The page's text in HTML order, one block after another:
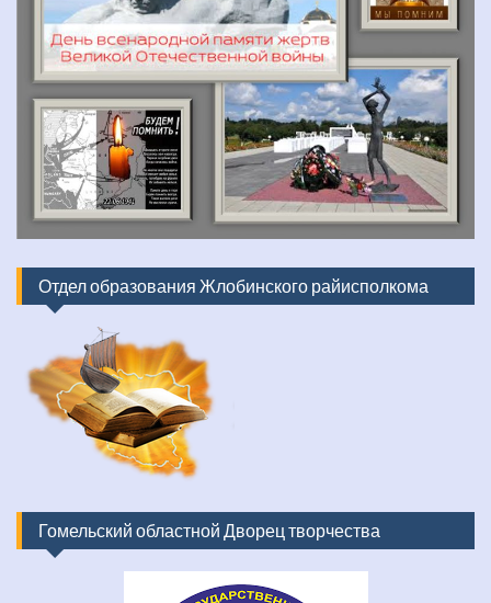
Отдел образования Жлобинского райисполкома
Гомельский областной Дворец творчества